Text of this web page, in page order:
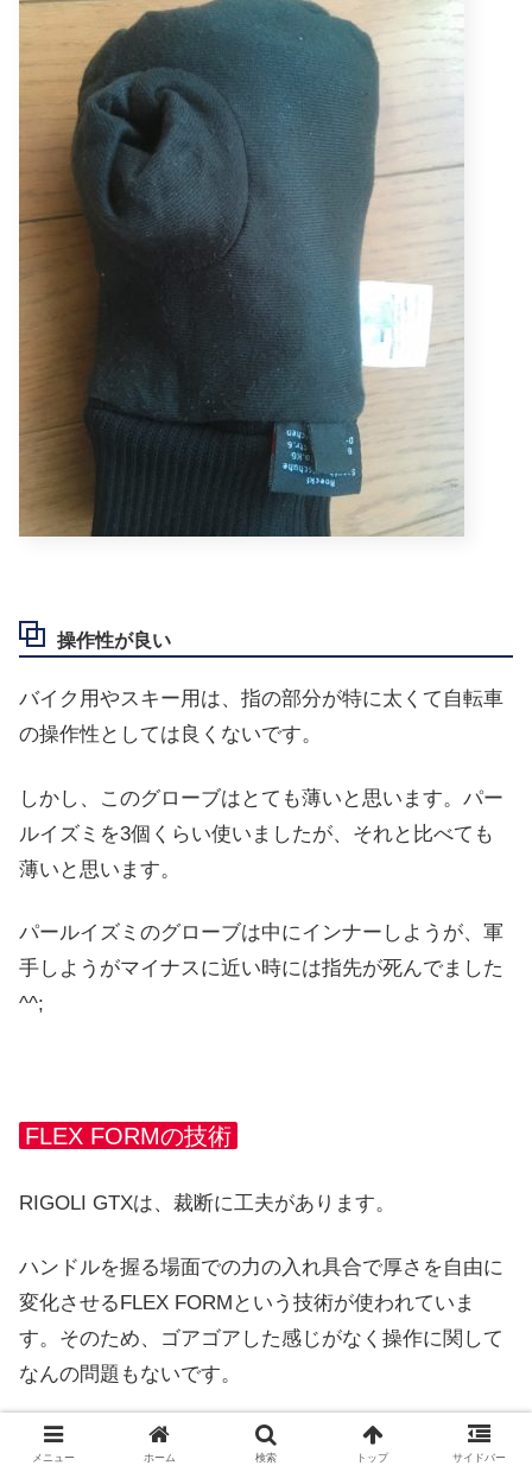
操作性が良い
バイク用やスキー用は、指の部分が特に太くて自転車
の操作性としては良くないです。
しかし、このグローブはとても薄いと思います。パー
ルイズミを3個くらい使いましたが、それと比べても
薄いと思います。
パールイズミのグローブは中にインナーしようが、軍
手しようがマイナスに近い時には指先が死んでました
^^;
FLEX FORMの技術
RIGOLI GTXは、裁断に工夫があります。
ハンドルを握る場面での力の入れ具合で厚さを自由に
変化させるFLEX FORMという技術が使われていま
す。そのため、ゴアゴアした感じがなく操作に関して
なんの問題もないです。
メニュー ホーム 検索 トップ サイドバー